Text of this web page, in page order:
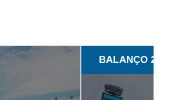
BALANÇO